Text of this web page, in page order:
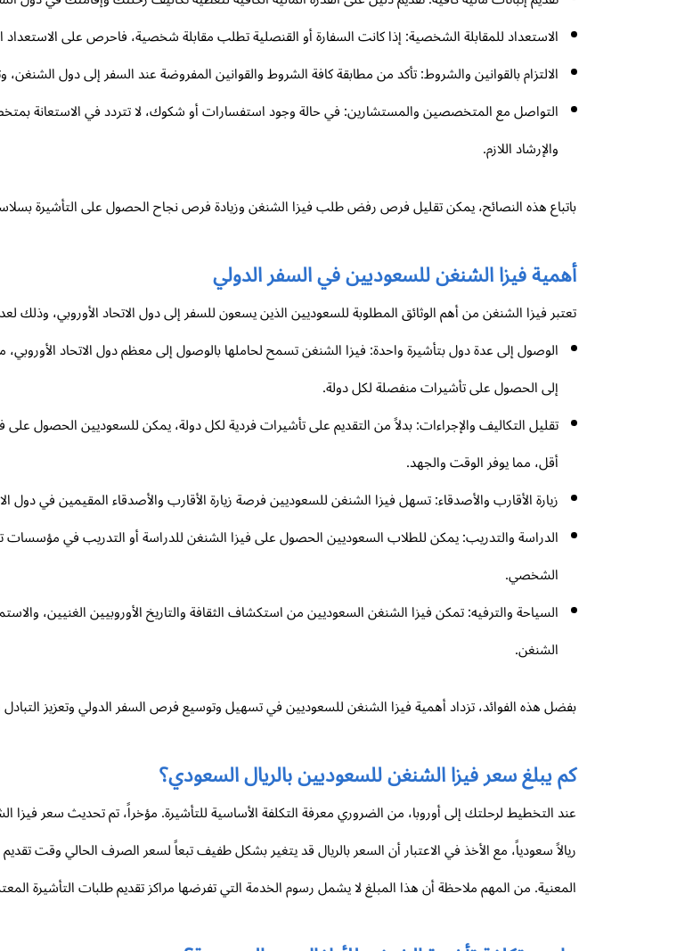
الاستعداد للمقابلة الشخصية: إذا كانت السفارة أو القنصلية تطلب مقابلة شخصية، فاحرص على
الالتزام بالقوانين والشروط: تأكد من مطابقة كافة الشروط والقوانين المفروضة عند السفر إلى دول
التواصل مع المتخصصين والمستشارين: في حالة وجود استفسارات أو شكوك، لا تتردد في الاستعانة
والإرشاد اللازم.
باتباع هذه النصائح، يمكن تقليل فرص رفض طلب فيزا الشنغن وزيادة فرص نجاح الحصول على التأشيرة
أهمية فيزا الشنغن للسعوديين في السفر الدولي
تعتبر فيزا الشنغن من أهم الوثائق المطلوبة للسعوديين الذين يسعون للسفر إلى دول الاتحاد الأوروبي،
الوصول إلى عدة دول بتأشيرة واحدة: فيزا الشنغن تسمح لحاملها بالوصول إلى معظم دول الاتحاد الأوروبي،
إلى الحصول على تأشيرات منفصلة لكل دولة.
تقليل التكاليف والإجراءات: بدلاً من التقديم على تأشيرات فردية لكل دولة، يمكن للسعوديين الحصول على
أقل، مما يوفر الوقت والجهد.
زيارة الأقارب والأصدقاء: تسهل فيزا الشنغن للسعوديين فرصة زيارة الأقارب والأصدقاء المقيمين في دول
الدراسة والتدريب: يمكن للطلاب السعوديين الحصول على فيزا الشنغن للدراسة أو التدريب في مؤسسات
الشخصي.
السياحة والترفيه: تمكن فيزا الشنغن السعوديين من استكشاف الثقافة والتاريخ الأوروبيين الغنيين،
الشنغن.
بفضل هذه الفوائد، تزداد أهمية فيزا الشنغن للسعوديين في تسهيل وتوسيع فرص السفر الدولي وتعزيز التبادل
كم يبلغ سعر فيزا الشنغن للسعوديين بالريال السعودي؟
ريالاً سعودياً، مع الأخذ في الاعتبار أن السعر بالريال قد يتغير بشكل طفيف تبعاً لسعر الصرف الحالي وقت
المعنية. من المهم ملاحظة أن هذا المبلغ لا يشمل رسوم الخدمة التي تفرضها مراكز تقديم طلبات التأشيرة